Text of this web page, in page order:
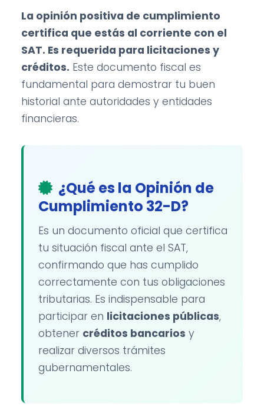
La opinión positiva de cumplimiento
certifica que estás al corriente con el
SAT. Es requerida para licitaciones y
créditos. Este documento fiscal es
fundamental para demostrar tu buen
historial ante autoridades y entidades
financieras.
¿Qué es la Opinión de
Cumplimiento 32-D?
Es un documento oficial que certifica
tu situación fiscal ante el SAT,
confirmando que has cumplido
correctamente con tus obligaciones
tributarias. Es indispensable para
participar en licitaciones públicas,
obtener créditos bancarios y
realizar diversos trámites
gubernamentales.